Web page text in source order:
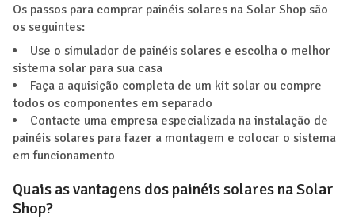
Os passos para comprar painéis solares na Solar Shop são
os seguintes:
Use o simulador de painéis solares e escolha o melhor
sistema solar para sua casa
Faça a aquisição completa de um kit solar ou compre
todos os componentes em separado
Contacte uma empresa especializada na instalação de
painéis solares para fazer a montagem e colocar o sistema
em funcionamento
Quais as vantagens dos painéis solares na Solar
Shop?